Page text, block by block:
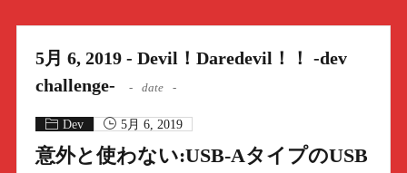
5月 6, 2019 - Devil！Daredevil！！ -dev
challenge-
date
Dev 5月 6, 2019
意外と使わない:USB-AタイプのUSB